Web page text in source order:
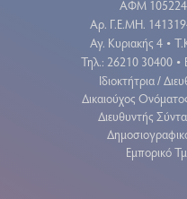
ΑΦΜ
Aρ. Γ.Ε.ΜΗ.
Αγ. Κυριακής 4 •
Τηλ.: 26210 30400 •
Ιδιοκτήτρια /
Δικαιούχος
Διευθυντής
Εμπορικό